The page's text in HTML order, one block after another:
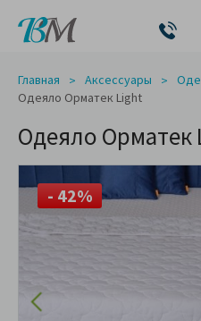
Главная Аксессуары
Одеяло Орматек Light
Одеяло Орматек
- 42%